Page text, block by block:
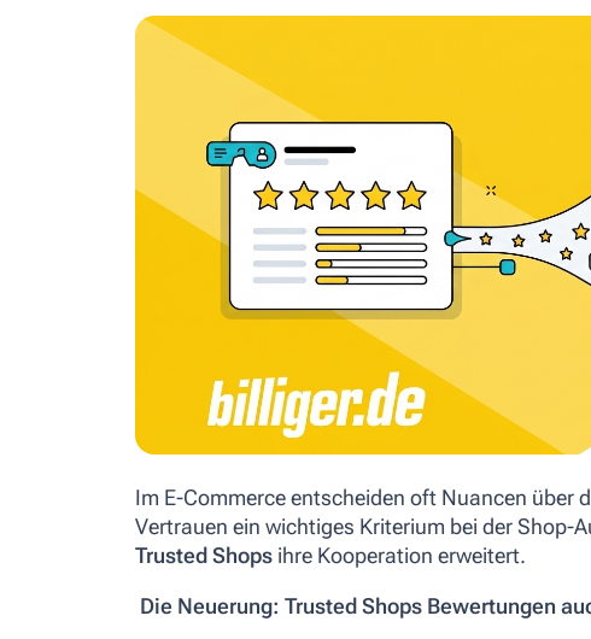
Im E-Commerce entscheiden oft Nuancen über
Vertrauen ein wichtiges Kriterium bei der Shop-
Trusted Shops ihre Kooperation erweitert.
Die Neuerung: Trusted Shops Bewertungen